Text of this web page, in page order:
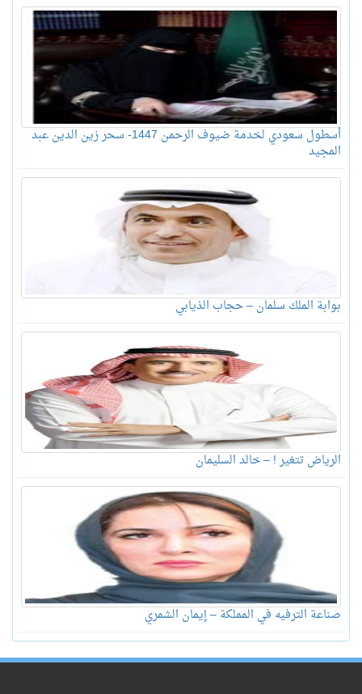
أسطول سعودي لخدمة ضيوف الرحمن 1447- سحر زين الدين عبد
المجيد
بوابة الملك سلمان – حجاب الذيابي
الرياض تتغير ! – خالد السليمان
صناعة الترفيه في المملكة – إيمان الشمري